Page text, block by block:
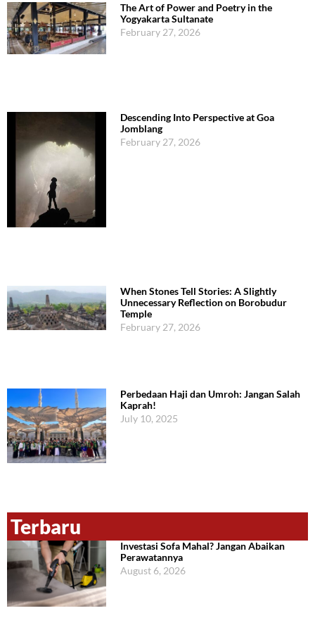
The Art of Power and Poetry in the
Yogyakarta Sultanate
February 27, 2026
Descending Into Perspective at Goa
Jomblang
February 27, 2026
When Stones Tell Stories: A Slightly
Unnecessary Reflection on Borobudur
Temple
February 27, 2026
Perbedaan Haji dan Umroh: Jangan Salah
Kaprah!
July 10, 2025
Terbaru
Investasi Sofa Mahal? Jangan Abaikan
Perawatannya
August 6, 2026